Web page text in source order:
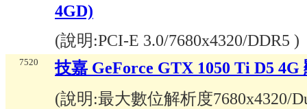
4GD)
(說明:PCI-E 3.0/7680x4320/DDR5 )
7520
技嘉 GeForce GTX 1050 Ti D5
(說明:最大數位解析度7680x4320/